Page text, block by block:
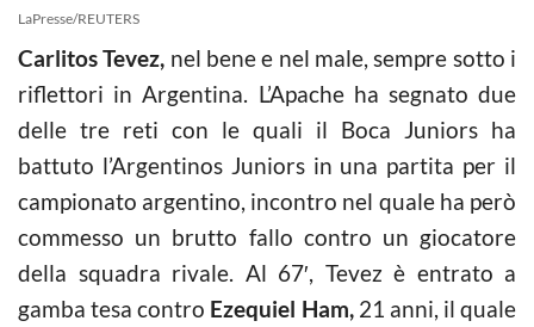
LaPresse/REUTERS
Carlitos Tevez, nel bene e nel male, sempre sotto i
riflettori in Argentina. L’Apache ha segnato due
delle tre reti con le quali il Boca Juniors ha
battuto l’Argentinos Juniors in una partita per il
campionato argentino, incontro nel quale ha però
commesso un brutto fallo contro un giocatore
della squadra rivale. Al 67′, Tevez è entrato a
gamba tesa contro Ezequiel Ham,21 anni, il quale